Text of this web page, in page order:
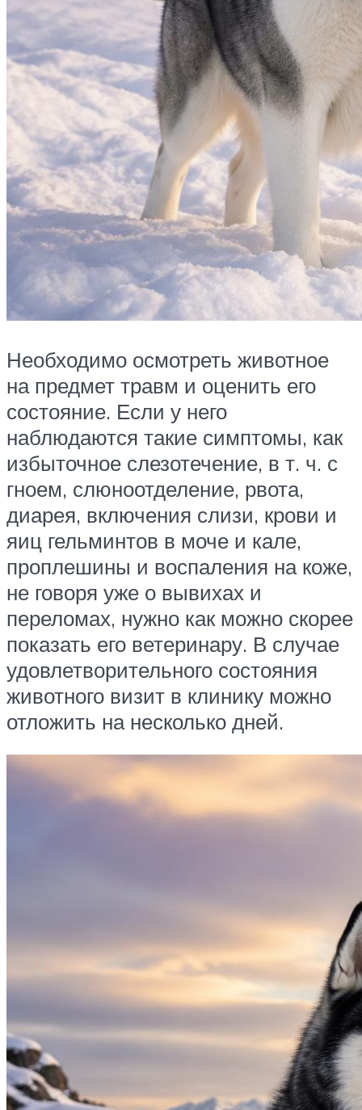
Необходимо осмотреть животное
на предмет травм и оценить его
состояние. Если у него
наблюдаются такие симптомы, как
избыточное слезотечение, в т. ч. с
гноем, слюноотделение, рвота,
диарея, включения слизи, крови и
яиц гельминтов в моче и кале,
проплешины и воспаления на коже,
не говоря уже о вывихах и
переломах, нужно как можно скорее
показать его ветеринару. В случае
удовлетворительного состояния
животного визит в клинику можно
отложить на несколько дней.